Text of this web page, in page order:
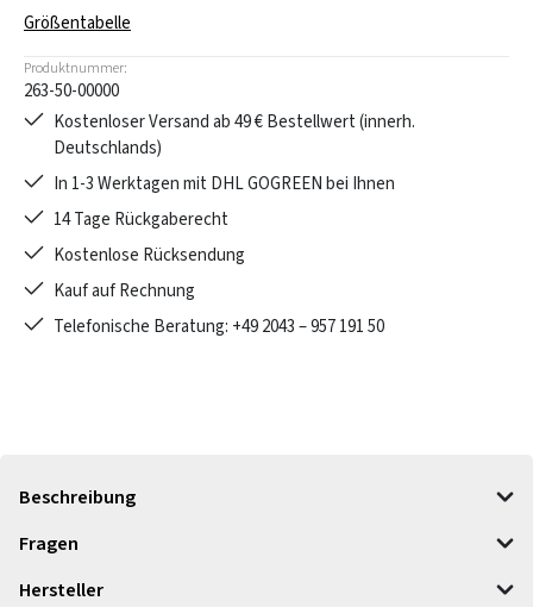
Größentabelle
Produktnummer:
263-50-00000
Kostenloser Versand ab 49 € Bestellwert (innerh.
Deutschlands)
In 1-3 Werktagen mit DHL GOGREEN bei Ihnen
14 Tage Rückgaberecht
Kostenlose Rücksendung
Kauf auf Rechnung
Telefonische Beratung: +49 2043 – 957 191 50
Beschreibung
Fragen
Hersteller